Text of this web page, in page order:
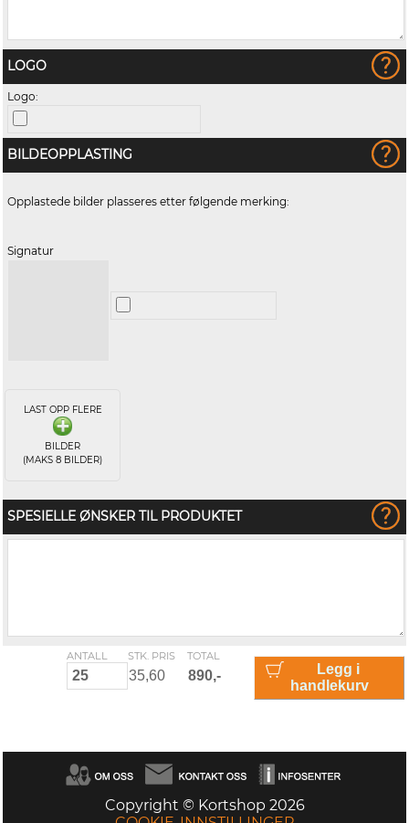
LOGO
Logo:
BILDEOPPLASTING
Opplastede bilder plasseres etter følgende merking:
Signatur
LAST OPP FLERE
BILDER
(MAKS 8 BILDER)
SPESIELLE ØNSKER TIL PRODUKTET
ANTALL STK. PRIS TOTAL
Legg i
handlekurv
Copyright © Kortshop 2026